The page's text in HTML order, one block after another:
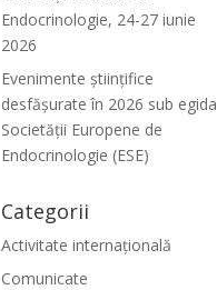
Endocrinologie, 24-27 iunie
2026
Evenimente ştiinţifice
desfăşurate în 2026 sub egida
Societăţii Europene de
Endocrinologie (ESE)
Categorii
Activitate internațională
Comunicate